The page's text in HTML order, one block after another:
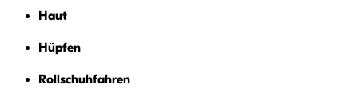
Haut
Hüpfen
Rollschuhfahren